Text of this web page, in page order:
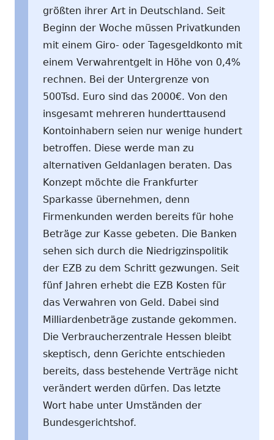
größten ihrer Art in Deutschland. Seit
Beginn der Woche müssen Privatkunden
mit einem Giro- oder Tagesgeldkonto mit
einem Verwahrentgelt in Höhe von 0,4%
rechnen. Bei der Untergrenze von
500Tsd. Euro sind das 2000€. Von den
insgesamt mehreren hunderttausend
Kontoinhabern seien nur wenige hundert
betroffen. Diese werde man zu
alternativen Geldanlagen beraten. Das
Konzept möchte die Frankfurter
Sparkasse übernehmen, denn
Firmenkunden werden bereits für hohe
Beträge zur Kasse gebeten. Die Banken
sehen sich durch die Niedrigzinspolitik
der EZB zu dem Schritt gezwungen. Seit
fünf Jahren erhebt die EZB Kosten für
das Verwahren von Geld. Dabei sind
Milliardenbeträge zustande gekommen.
Die Verbraucherzentrale Hessen bleibt
skeptisch, denn Gerichte entschieden
bereits, dass bestehende Verträge nicht
verändert werden dürfen. Das letzte
Wort habe unter Umständen der
Bundesgerichtshof.